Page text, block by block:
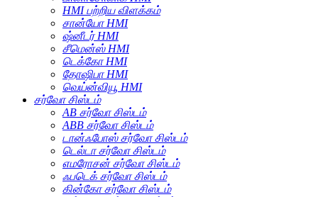
HMI பற்றிய விளக்கம்
சான்யோ HMI
ஷ்னீடர் HMI
சீமென்ஸ் HMI
டெக்கோ HMI
தோஷிபா HMI
வெய்ன்வியூ HMI
சர்வோ சிஸ்டம்
AB சர்வோ சிஸ்டம்
ABB சர்வோ சிஸ்டம்
டான்ஃபோஸ் சர்வோ சிஸ்டம்
டெல்டா சர்வோ சிஸ்டம்
எமரோசன் சர்வோ சிஸ்டம்
ஃபடெக் சர்வோ சிஸ்டம்
கின்கோ சர்வோ சிஸ்டம்